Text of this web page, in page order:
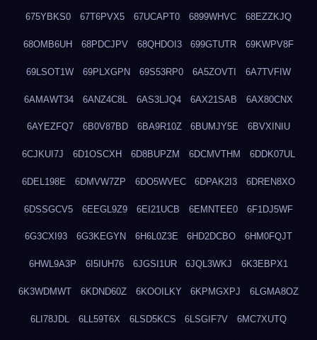
675YBKS0 67T6PVX5 67UCAPT0 6899WHVC 68EZZKJQ
68OMB6UH 68PDCJPV 68QHDOI3 699GTUTR 69KWPV8F
69LSOT1W 69PLXGPN 69S53RP0 6A5ZOVTI 6A7TVFIW
6AMAWT34 6ANZ4C8L 6AS3LJQ4 6AX21SAB 6AX80CNX
6AYEZFQ7 6B0V87BD 6BA9R10Z 6BUMJY5E 6BVXINIU
6CJKUI7J 6D1OSCXH 6D8BUPZM 6DCMVTHM 6DDK07UL
6DEL198E 6DMVW7ZP 6DO5WVEC 6DPAK2I3 6DREN8XO
6DSSGCV5 6EEGL9Z9 6EI21UCB 6EMNTEE0 6F1DJ5WF
6G3CXI93 6G3KEGYN 6H6L0Z3E 6HD2DCBO 6HM0FQJT
6HWL9A3P 6I5IUH76 6JGSI1UR 6JQL3WKJ 6K3EBPX1
6K3WDMWT 6KDND60Z 6KOOILKY 6KPMGXPJ 6LGMA8OZ
6LI78JDL 6LL59T6X 6LSD5KCS 6LSGIF7V 6MC7XUTQ